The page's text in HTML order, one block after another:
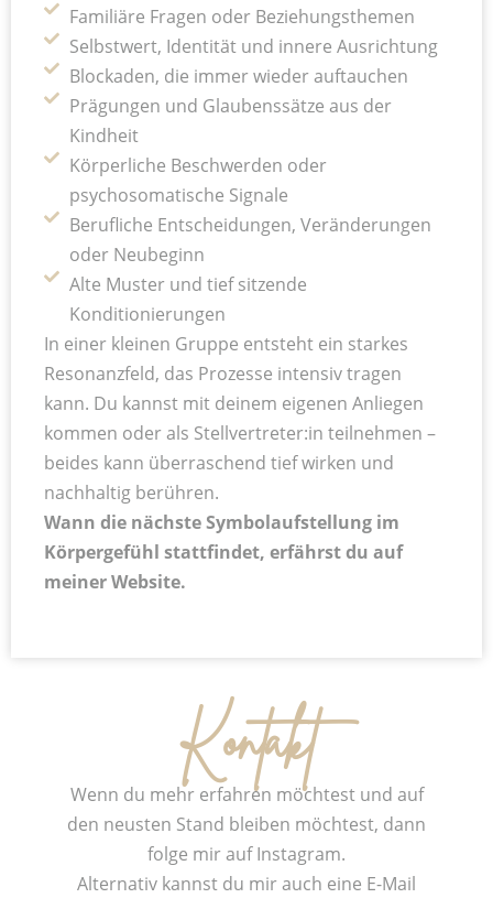
Familiäre Fragen oder Beziehungsthemen
Selbstwert, Identität und innere Ausrichtung
Blockaden, die immer wieder auftauchen
Prägungen und Glaubenssätze aus der
Kindheit
Körperliche Beschwerden oder
psychosomatische Signale
Berufliche Entscheidungen, Veränderungen
oder Neubeginn
Alte Muster und tief sitzende
Konditionierungen
In einer kleinen Gruppe entsteht ein starkes
Resonanzfeld, das Prozesse intensiv tragen
kann. Du kannst mit deinem eigenen Anliegen
kommen oder als Stellvertreter:in teilnehmen –
beides kann überraschend tief wirken und
nachhaltig berühren.
Wann die nächste Symbolaufstellung im
Körpergefühl stattfindet, erfährst du auf
meiner Website.
Kontakt
Wenn du mehr erfahren möchtest und auf
den neusten Stand bleiben möchtest, dann
folge mir auf Instagram.
Alternativ kannst du mir auch eine E-Mail